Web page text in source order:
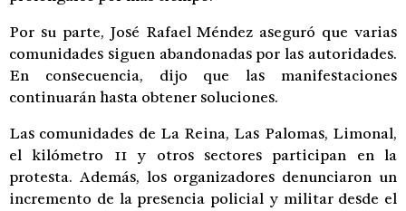
Por su parte, José Rafael Méndez aseguró que varias
comunidades siguen abandonadas por las autoridades.
En consecuencia, dijo que las manifestaciones
continuarán hasta obtener soluciones.
Las comunidades de La Reina, Las Palomas, Limonal,
el kilómetro 11 y otros sectores participan en la
protesta. Además, los organizadores denunciaron un
incremento de la presencia policial y militar desde el